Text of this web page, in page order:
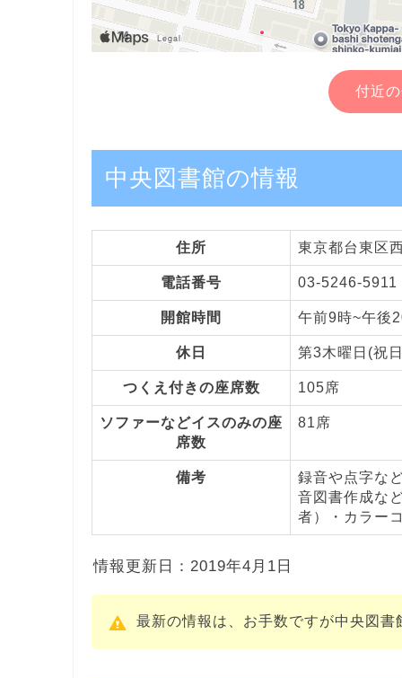
付近
中央図書館の情報
住所 東京都台東区
電話番号 03-5246-5911
開館時間 午前9時~午後
休日 第3木曜日(祝
つくえ付きの座席数 105席
ソファーなどイスのみの座
席数
81席
備考
録音や点字な
音図書作成な
者）・カラー
情報更新日：2019年4月1日
最新の情報は、お手数ですが中央図